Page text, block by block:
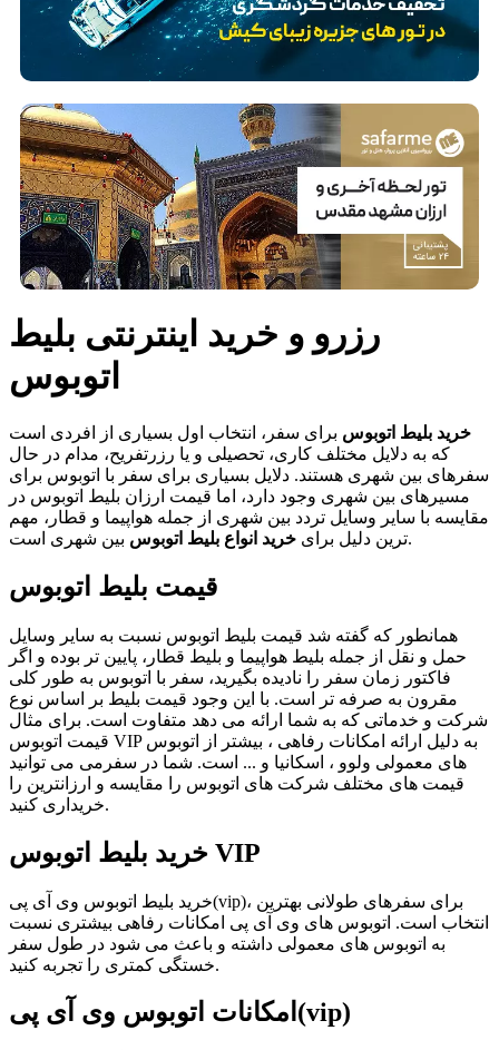
رزرو و خرید اینترنتی بلیط
اتوبوس
خرید بلیط اتوبوس برای سفر، انتخاب اول بسیاری از افردی است
که به دلایل مختلف کاری، تحصیلی و یا رزرتفریح، مدام در حال
سفرهای بین شهری هستند. دلایل بسیاری برای سفر با اتوبوس برای
مسیرهای بین شهری وجود دارد، اما قیمت ارزان بلیط اتوبوس در
مقایسه با سایر وسایل تردد بین شهری از جمله هواپیما و قطار، مهم
ترین دلیل برای خرید انواع بلیط اتوبوس بین شهری است.
قیمت بلیط اتوبوس
همانطور که گفته شد قیمت بلیط اتوبوس نسبت به سایر وسایل
حمل و نقل از جمله بلیط هواپیما و بلیط قطار، پایین تر بوده و اگر
فاکتور زمان سفر را نادیده بگیرید، سفر با اتوبوس به طور کلی
مقرون به صرفه تر است. با این وجود قیمت بلیط بر اساس نوع
شرکت و خدماتی که به شما ارائه می دهد متفاوت است. برای مثال
قیمت اتوبوس VIP به دلیل ارائه امکانات رفاهی ، بیشتر از اتوبوس
های معمولی ولوو ، اسکانیا و ... است. شما در سفرمی می توانید
قیمت های مختلف شرکت های اتوبوس را مقایسه و ارزانترین را
خریداری کنید.
خرید بلیط اتوبوس VIP
خرید بلیط اتوبوس وی آی پی(vip)، برای سفرهای طولانی بهترین
انتخاب است. اتوبوس های وی آی پی امکانات رفاهی بیشتری نسبت
به اتوبوس های معمولی داشته و باعث می شود در طول سفر
خستگی کمتری را تجربه کنید.
امکانات اتوبوس وی آی پی(vip)